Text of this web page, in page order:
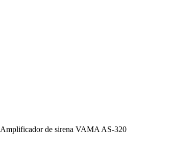
Amplificador de sirena VAMA AS-320